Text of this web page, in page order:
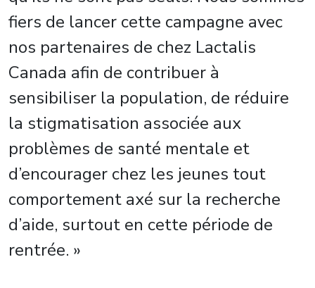
fiers de lancer cette campagne avec
nos partenaires de chez Lactalis
Canada afin de contribuer à
sensibiliser la population, de réduire
la stigmatisation associée aux
problèmes de santé mentale et
d’encourager chez les jeunes tout
comportement axé sur la recherche
d’aide, surtout en cette période de
rentrée. »